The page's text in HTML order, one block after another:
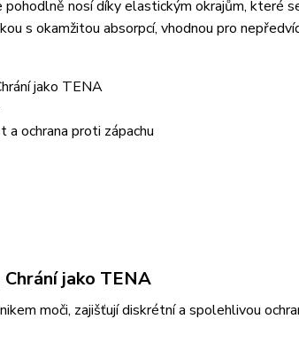
pohodlně nosí díky elastickým okrajům, které
s okamžitou absorpcí, vhodnou pro
jako TENA
ochrana proti zápachu
jako TENA
moči, zajišťují diskrétní a spolehlivou